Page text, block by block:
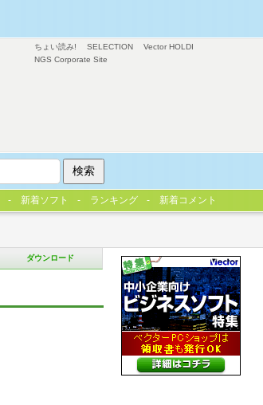
ダウンロード
ちょい読み! SELECTION
Vector HOLDI
NGS Corporate Site
新着ソフト ランキング 新着コメント